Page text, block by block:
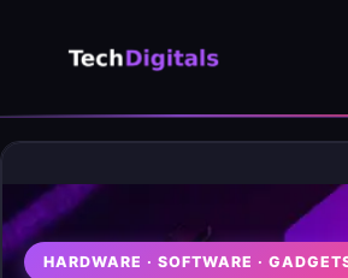
HARDWARE · SOFTWARE ·